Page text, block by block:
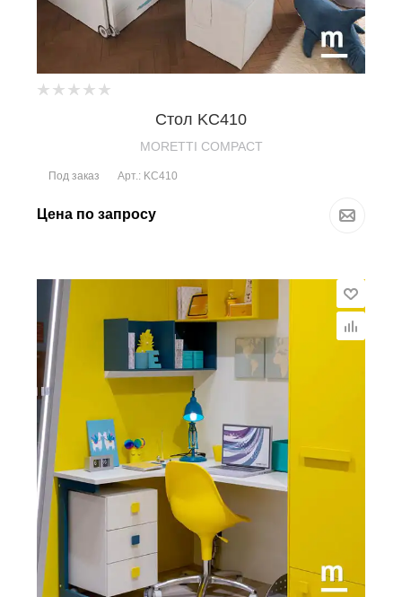
Стол KC410
MORETTI COMPACT
Под заказ Арт.: KC410
Цена по запросу